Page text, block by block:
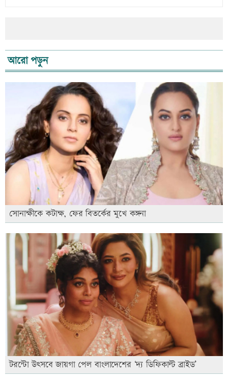
আরো পড়ুন
সোনাক্ষীকে কটাক্ষ, ফের বিতর্কের মুখে কঙ্গনা
টরন্টো উৎসবে জায়গা পেল বাংলাদেশের ‘দ্য ডিফিকাল্ট ব্রাইড’